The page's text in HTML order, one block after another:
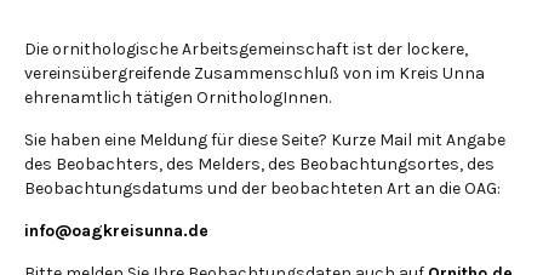
Die ornithologische Arbeitsgemeinschaft ist der lockere,
vereinsübergreifende Zusammenschluß von im Kreis Unna
ehrenamtlich tätigen OrnithologInnen.
Sie haben eine Meldung für diese Seite? Kurze Mail mit Angabe
des Beobachters, des Melders, des Beobachtungsortes, des
Beobachtungsdatums und der beobachteten Art an die OAG:
info@oagkreisunna.de